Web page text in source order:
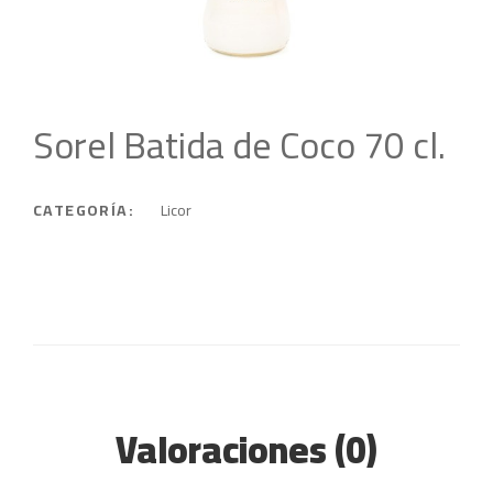
Sorel Batida de Coco 70 cl.
CATEGORÍA: Licor
Valoraciones (0)